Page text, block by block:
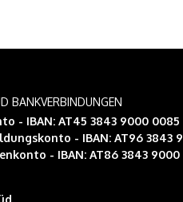
BANKVERBINDUNGEN
- IBAN: AT45 3843 9000
- IBAN: AT96 3843
- IBAN: AT86 3843